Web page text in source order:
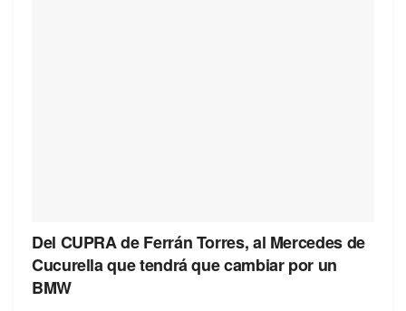
Del CUPRA de Ferrán Torres, al Mercedes de
Cucurella que tendrá que cambiar por un
BMW